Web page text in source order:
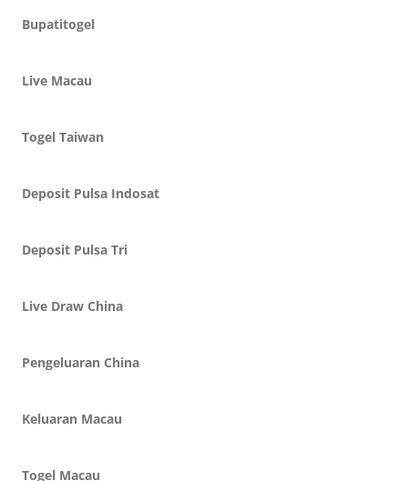
Bupatitogel
Live Macau
Togel Taiwan
Deposit Pulsa Indosat
Deposit Pulsa Tri
Live Draw China
Pengeluaran China
Keluaran Macau
Togel Macau